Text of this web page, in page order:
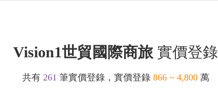
Vision1世貿國際商旅 實價登錄
共有 261 筆實價登錄，實價登錄 866 ~ 4,800萬